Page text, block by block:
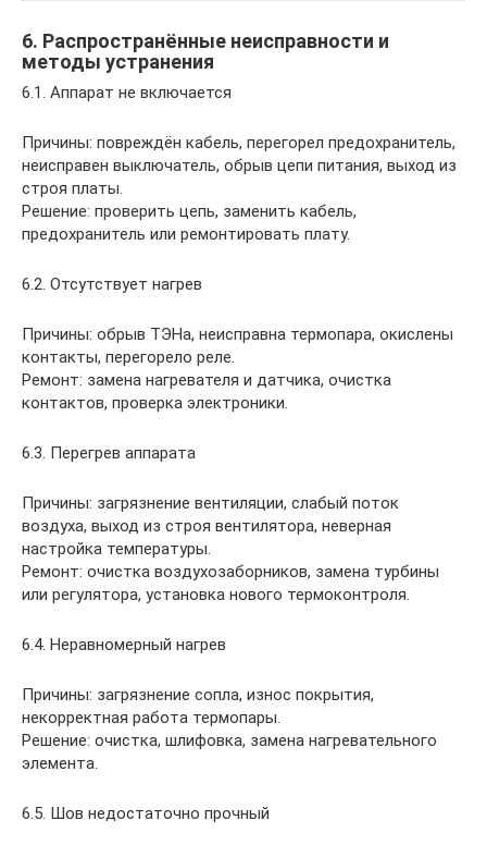
6. Распространённые неисправности и
методы устранения
6.1. Аппарат не включается
Причины: повреждён кабель, перегорел предохранитель,
неисправен выключатель, обрыв цепи питания, выход из
строя платы.
Решение: проверить цепь, заменить кабель,
предохранитель или ремонтировать плату.
6.2. Отсутствует нагрев
Причины: обрыв ТЭНа, неисправна термопара, окислены
контакты, перегорело реле.
Ремонт: замена нагревателя и датчика, очистка
контактов, проверка электроники.
6.3. Перегрев аппарата
Причины: загрязнение вентиляции, слабый поток
воздуха, выход из строя вентилятора, неверная
настройка температуры.
Ремонт: очистка воздухозаборников, замена турбины
или регулятора, установка нового термоконтроля.
6.4. Неравномерный нагрев
Причины: загрязнение сопла, износ покрытия,
некорректная работа термопары.
Решение: очистка, шлифовка, замена нагревательного
элемента.
6.5. Шов недостаточно прочный